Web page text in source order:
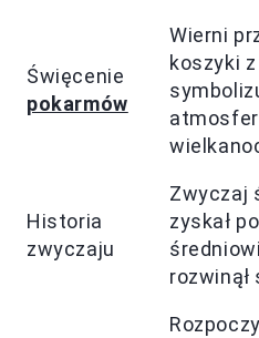
Święcenie
pokarmów
Wierni
koszyki
Historia
zwyczaju
Zwyczaj
zyskał
rozwinął